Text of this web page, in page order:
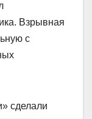
Взрывная
с
сделали